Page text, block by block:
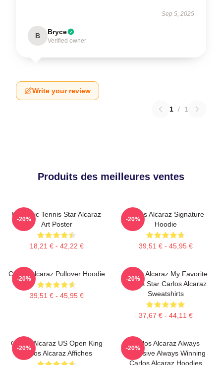
Sep 5, 2025
B Bryce
Verified owner
Write your review
1 / 1
Produits des meilleures ventes
Dynamic Tennis Star Alcaraz
Art Poster
18,21 € - 42,22 €
-20%
Carlos Alcaraz Signature
Hoodie
39,51 € - 45,95 €
-20%
Carlos Alcaraz Pullover Hoodie
39,51 € - 45,95 €
-20%
Carlos Alcaraz My Favorite
Tennis Star Carlos Alcaraz
Sweatshirts
37,67 € - 44,11 €
-20%
Carlos Alcaraz US Open King
Carlos Alcaraz Affiches
-20%
Carlos Alcaraz Always
Explosive Always Winning
Carlos Alcaraz Hoodies
-20%